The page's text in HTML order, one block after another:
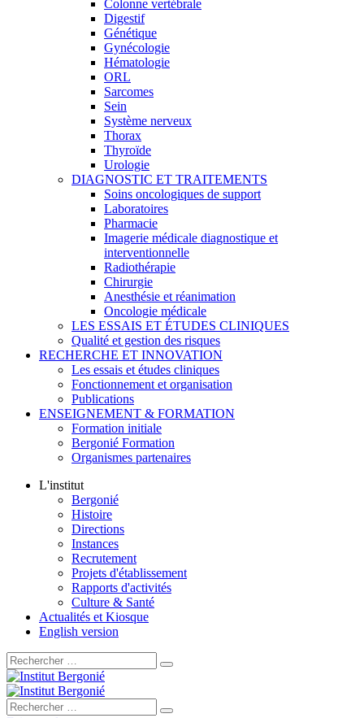
Colonne vertébrale
Digestif
Génétique
Gynécologie
Hématologie
ORL
Sarcomes
Sein
Système nerveux
Thorax
Thyroïde
Urologie
DIAGNOSTIC ET TRAITEMENTS
Soins oncologiques de support
Laboratoires
Pharmacie
Imagerie médicale diagnostique et
interventionnelle
Radiothérapie
Chirurgie
Anesthésie et réanimation
Oncologie médicale
LES ESSAIS ET ÉTUDES CLINIQUES
Qualité et gestion des risques
RECHERCHE ET INNOVATION
Les essais et études cliniques
Fonctionnement et organisation
Publications
ENSEIGNEMENT & FORMATION
Formation initiale
Bergonié Formation
Organismes partenaires
L'institut
Bergonié
Histoire
Directions
Instances
Recrutement
Projets d'établissement
Rapports d'activités
Culture & Santé
Actualités et Kiosque
English version
Rechercher :
Rechercher :